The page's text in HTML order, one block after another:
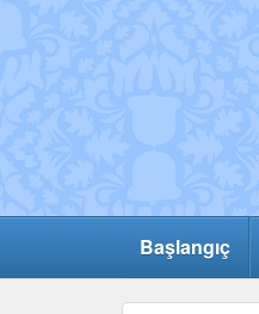
Başlangıç